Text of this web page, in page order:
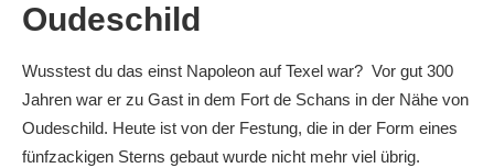
Oudeschild
Wusstest du das einst Napoleon auf Texel war? Vor gut 300
Jahren war er zu Gast in dem Fort de Schans in der Nähe von
Oudeschild. Heute ist von der Festung, die in der Form eines
fünfzackigen Sterns gebaut wurde nicht mehr viel übrig.